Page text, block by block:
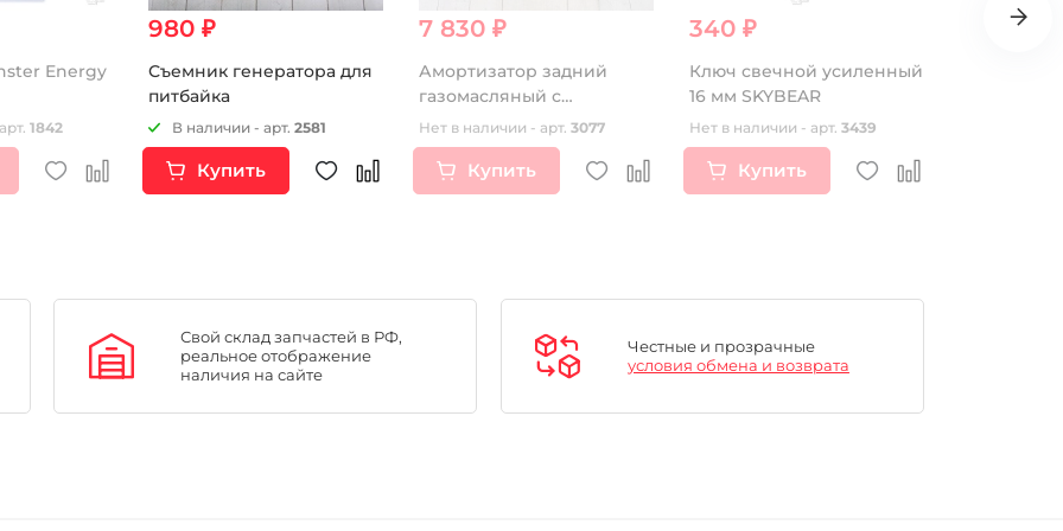
Energy
1842
980 ₽
Съемник генератора для
питбайка
В наличии - арт. 2581
Купить
7 830 ₽
Амортизатор задний
газомасляный с
выносным резервуаром
320mm, (d-10, m-10)
Нет в наличии - арт. 3077
Купить
340 ₽
Ключ свечной усиленный
16 мм SKYBEAR
Нет в наличии - арт. 3439
Купить
Свой склад запчастей в РФ,
реальное отображение
наличия на сайте
Честные и прозрачные
условия обмена и возврата